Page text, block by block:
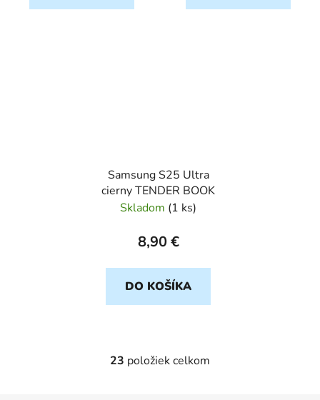
Samsung S25 Ultra
cierny TENDER BOOK
Skladom (1 ks)
8,90 €
DO KOŠÍKA
O
23 položiek celkom